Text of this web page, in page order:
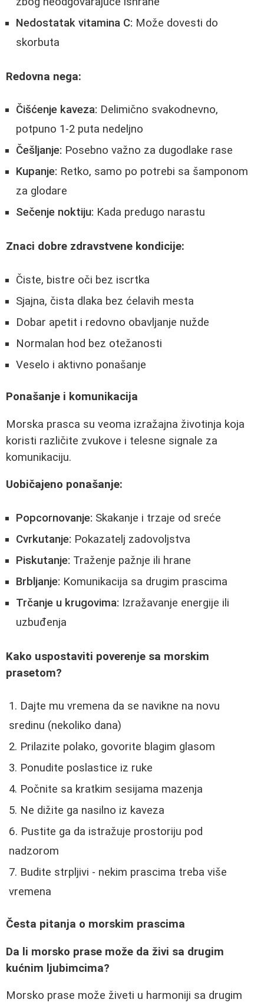
Nedostatak vitamina C: Može dovesti do
skorbuta
Redovna nega:
Čišćenje kaveza: Delimično svakodnevno,
potpuno 1-2 puta nedeljno
Češljanje: Posebno važno za dugodlake rase
Kupanje: Retko, samo po potrebi sa šamponom
za glodare
Sečenje noktiju: Kada predugo narastu
Znaci dobre zdravstvene kondicije:
Čiste, bistre oči bez iscrtka
Sjajna, čista dlaka bez ćelavih mesta
Dobar apetit i redovno obavljanje nužde
Normalan hod bez otežanosti
Veselo i aktivno ponašanje
Ponašanje i komunikacija
Morska prasca su veoma izražajna životinja koja
koristi različite zvukove i telesne signale za
komunikaciju.
Uobičajeno ponašanje:
Popcornovanje: Skakanje i trzaje od sreće
Cvrkutanje: Pokazatelj zadovoljstva
Piskutanje: Traženje pažnje ili hrane
Brbljanje: Komunikacija sa drugim prascima
Trčanje u krugovima: Izražavanje energije ili
uzbuđenja
Kako uspostaviti poverenje sa morskim
prasetom?
Dajte mu vremena da se navikne na novu
sredinu (nekoliko dana)
Prilazite polako, govorite blagim glasom
Ponudite poslastice iz ruke
Počnite sa kratkim sesijama mazenja
Ne dižite ga nasilno iz kaveza
Pustite ga da istražuje prostoriju pod
nadzorom
Budite strpljivi - nekim prascima treba više
vremena
Česta pitanja o morskim prascima
Da li morsko prase može da živi sa drugim
kućnim ljubimcima?
Morsko prase može živeti u harmoniji sa drugim